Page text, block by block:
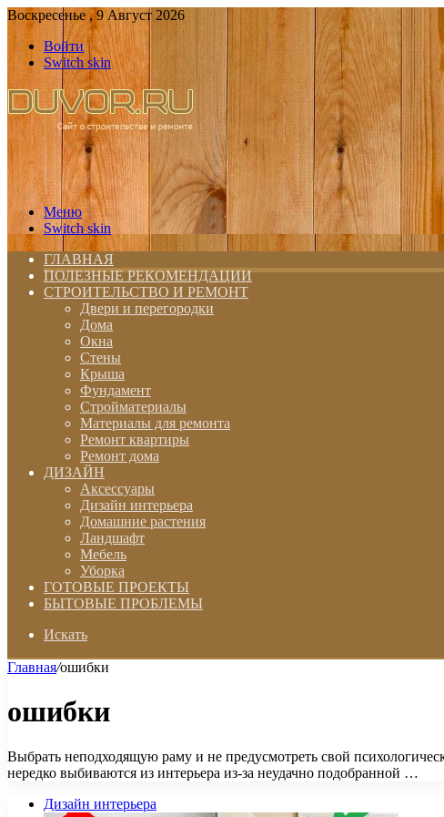
Воскресенье , 9 Август 2026
Войти
Switch skin
Меню
Switch skin
ГЛАВНАЯ
ПОЛЕЗНЫЕ РЕКОМЕНДАЦИИ
СТРОИТЕЛЬСТВО И РЕМОНТ
Двери и перегородки
Дома
Окна
Стены
Крыша
Фундамент
Стройматериалы
Материалы для ремонта
Ремонт квартиры
Ремонт дома
ДИЗАЙН
Аксессуары
Дизайн интерьера
Домашние растения
Ландшафт
Мебель
Уборка
ГОТОВЫЕ ПРОЕКТЫ
БЫТОВЫЕ ПРОБЛЕМЫ
Искать
Главная/ошибки
ошибки
Выбрать неподходящую раму и не предусмотреть свой
нередко выбиваются из интерьера из-за неудачно подобранной …
Дизайн интерьера